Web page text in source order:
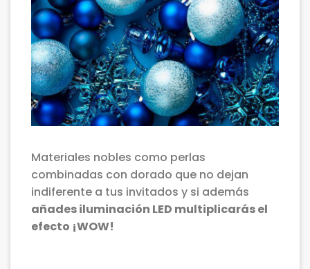
Materiales nobles como perlas
combinadas con dorado que no dejan
indiferente a tus invitados y si además
añades iluminación LED multiplicarás el
efecto ¡WOW!